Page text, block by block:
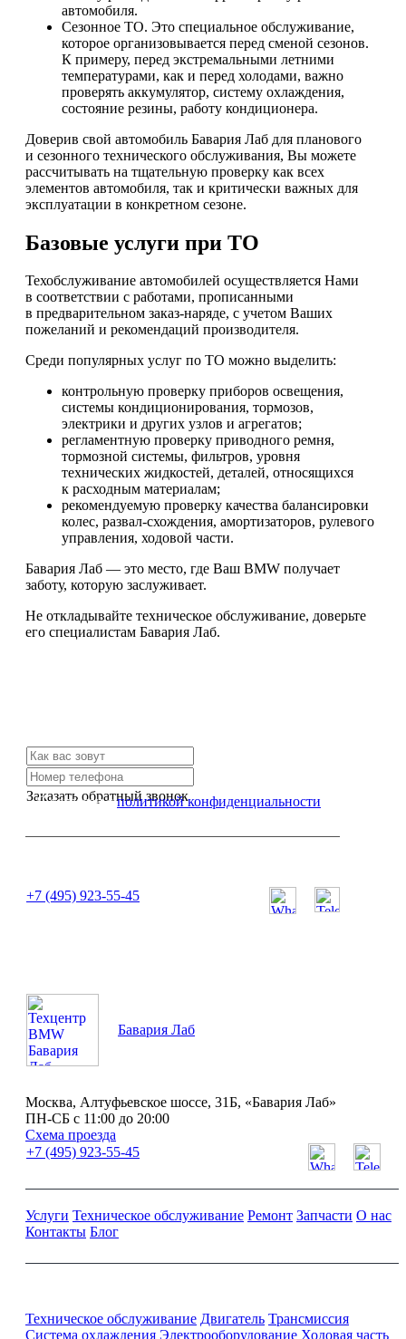
автомобиля.
Сезонное ТО. Это специальное обслуживание,
которое организовывается перед сменой сезонов.
К примеру, перед экстремальными летними
температурами, как и перед холодами, важно
проверять аккумулятор, систему охлаждения,
состояние резины, работу кондиционера.
Доверив свой автомобиль Бавария Лаб для планового
и сезонного технического обслуживания, Вы можете
рассчитывать на тщательную проверку как всех
элементов автомобиля, так и критически важных для
эксплуатации в конкретном сезоне.
Базовые услуги при ТО
Техобслуживание автомобилей осуществляется Нами
в соответствии с работами, прописанными
в предварительном заказ-наряде, с учетом Ваших
пожеланий и рекомендаций производителя.
Среди популярных услуг по ТО можно выделить:
контрольную проверку приборов освещения,
системы кондиционирования, тормозов,
электрики и других узлов и агрегатов;
регламентную проверку приводного ремня,
тормозной системы, фильтров, уровня
технических жидкостей, деталей, относящихся
к расходным материалам;
рекомендуемую проверку качества балансировки
колес, развал-схождения, амортизаторов, рулевого
управления, ходовой части.
Бавария Лаб — это место, где Ваш BMW получает
заботу, которую заслуживает.
Не откладывайте техническое обслуживание, доверьте
его специалистам Бавария Лаб.
Заказать обратный звонок
Я согласен сполитикой конфиденциальности
+7 (495) 923-55-45
Бавария Лаб
Москва, Алтуфьевское шоссе, 31Б, «Бавария Лаб»
ПН-СБ с 11:00 до 20:00
Схема проезда
+7 (495) 923-55-45
Услуги Техническое обслуживание Ремонт Запчасти О нас
Контакты Блог
Техническое обслуживание Двигатель Трансмиссия
Система охлаждения Электрооборудование Ходовая часть